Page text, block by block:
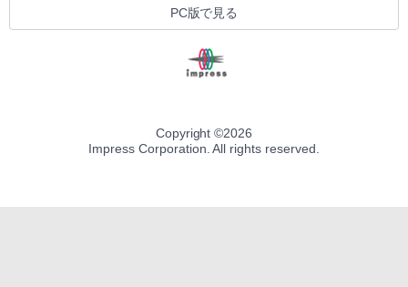
PC版で見る
Copyright ©2026
Impress Corporation. All rights reserved.